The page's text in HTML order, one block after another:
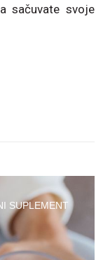
sačuvate svoje
SUPLEMENT